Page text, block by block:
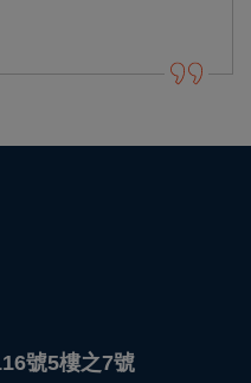
號5樓之7號